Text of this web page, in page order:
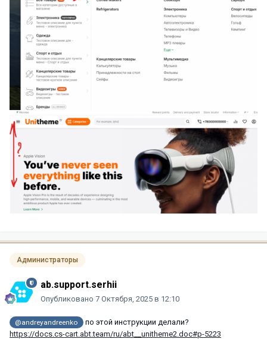
Администраторы
ab.support.serhii
Опубликовано 7 Октября, 2025 в 12:10
@andreyandreenko
по этой инструкции делали?
https://docs.cs-cart.abt.team/ru/abt__unitheme2.doc#p-5223